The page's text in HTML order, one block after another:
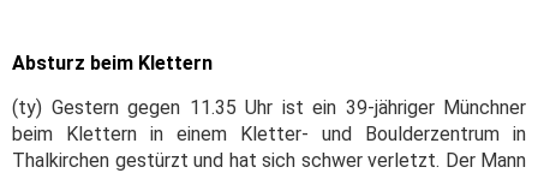
Absturz beim Klettern
(ty) Gestern gegen 11.35 Uhr ist ein 39-jähriger Münchner
beim Klettern in einem Kletter- und Boulderzentrum in
Thalkirchen gestürzt und hat sich schwer verletzt. Der Mann